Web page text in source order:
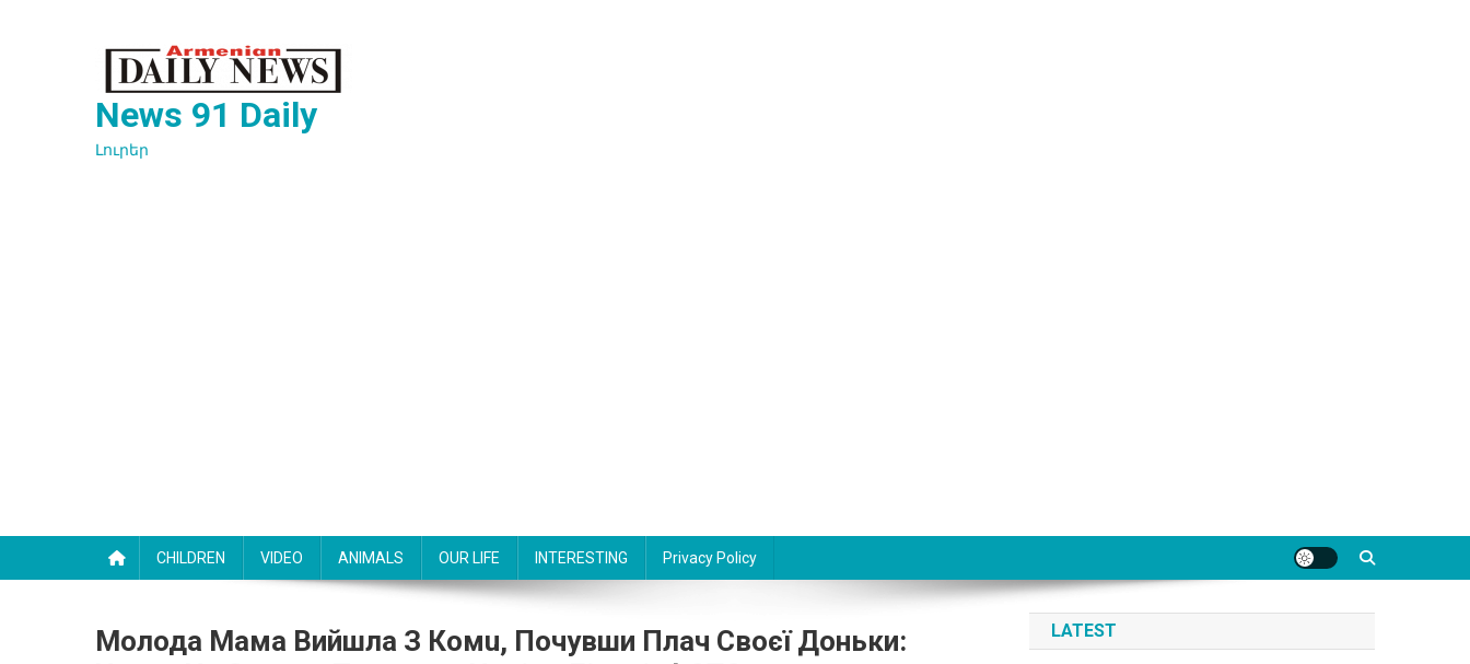
News 91 Daily
Լուրեր
CHILDREN VIDEO ANIMALS OUR LIFE INTERESTING Privacy Policy
Молода Мама Вийшла З Комu, Почувши Плач Своєї Доньки:
LATEST